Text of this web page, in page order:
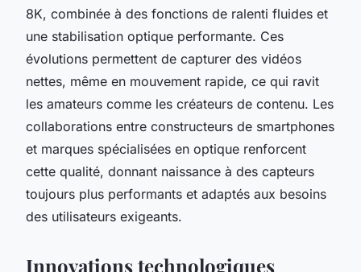
8K, combinée à des fonctions de ralenti fluides et
une stabilisation optique performante. Ces
évolutions permettent de capturer des vidéos
nettes, même en mouvement rapide, ce qui ravit
les amateurs comme les créateurs de contenu. Les
collaborations entre constructeurs de smartphones
et marques spécialisées en optique renforcent
cette qualité, donnant naissance à des capteurs
toujours plus performants et adaptés aux besoins
des utilisateurs exigeants.
Innovations technologiques